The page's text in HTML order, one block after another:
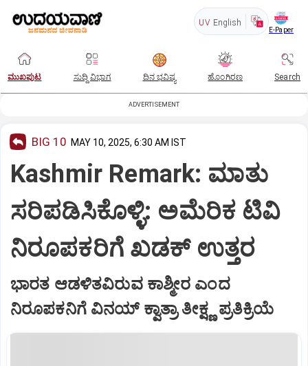
UV English
E-Paper
ಮುಖಪುಟ ಸುದ್ದಿ ವಿಭಾಗ ದಿನ ಭವಿಷ್ಯ ಹೊಂಗಿರಣ Search
ADVERTISEMENT
BIG 10 MAY 10, 2025, 6:30 AM IST
Kashmir Remark: ಮಾತು
ಸರಿಪಡಿಸಿಕೊಳ್ಳಿ: ಅಮೆರಿಕ ಟಿವಿ
ನಿರೂಪಕರಿಗೆ ಖಡಕ್‌ ಉತ್ತರ
ಭಾರತ ಆಡಳಿತವಿರುವ ಕಾಶ್ಮೀರ ಎಂದ
ನಿರೂಪಕನಿಗೆ ವಿನಯ್‌ ಕ್ವಾತ್ರಾ ತೀಕ್ಷ್ಣ ಪ್ರತಿಕ್ರಿಯೆ